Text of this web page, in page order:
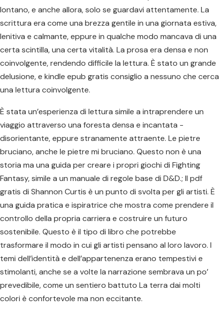
lontano, e anche allora, solo se guardavi attentamente. La
scrittura era come una brezza gentile in una giornata estiva,
lenitiva e calmante, eppure in qualche modo mancava di una
certa scintilla, una certa vitalità. La prosa era densa e non
coinvolgente, rendendo difficile la lettura. È stato un grande
delusione, e kindle epub gratis consiglio a nessuno che cerca
una lettura coinvolgente.
È stata un’esperienza di lettura simile a intraprendere un
viaggio attraverso una foresta densa e incantata -
disorientante, eppure stranamente attraente. Le pietre
bruciano, anche le pietre mi bruciano. Questo non è una
storia ma una guida per creare i propri giochi di Fighting
Fantasy, simile a un manuale di regole base di D&D.; Il pdf
gratis di Shannon Curtis è un punto di svolta per gli artisti. È
una guida pratica e ispiratrice che mostra come prendere il
controllo della propria carriera e costruire un futuro
sostenibile. Questo è il tipo di libro che potrebbe
trasformare il modo in cui gli artisti pensano al loro lavoro. I
temi dell’identità e dell’appartenenza erano tempestivi e
stimolanti, anche se a volte la narrazione sembrava un po’
prevedibile, come un sentiero battuto La terra dai molti
colori è confortevole ma non eccitante.